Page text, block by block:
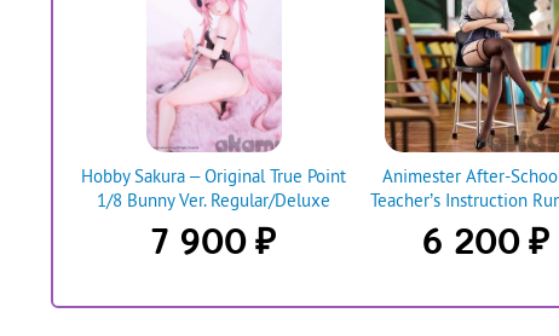
Hobby Sakura – Original True Point
1/8 Bunny Ver. Regular/Deluxe
7 900 ₽
Animester After-
Teacher’s Instruction
6 200 ₽